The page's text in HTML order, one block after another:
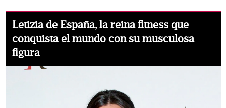
Letizia de España, la reina fitness que
conquista el mundo con su musculosa
figura